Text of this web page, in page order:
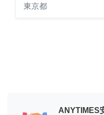
東京都
ANYTIMES